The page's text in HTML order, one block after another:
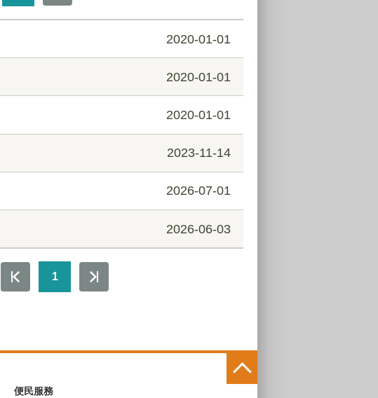
2020-01-01
2020-01-01
2020-01-01
2023-11-14
2026-07-01
2026-06-03
1
便民服務